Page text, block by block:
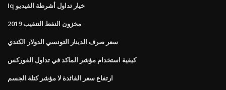
Iq خيار تداول أشرطة الفيديو
مخزون النفط التنقيب 2019
سعر صرف الدينار التونسي الدولار الكندي
كيفية استخدام مؤشر الماكد في تداول الفوركس
ارتفاع سعر الفائدة لا مؤشر كتلة الجسم